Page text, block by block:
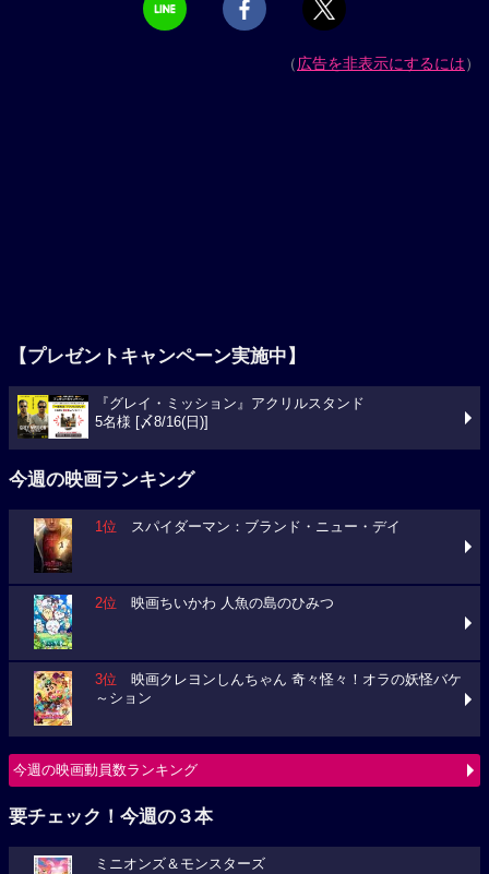
（広告を非表示にするには）
【プレゼントキャンペーン実施中】
『グレイ・ミッション』アクリルスタンド
5名様 [〆8/16(日)]
今週の映画ランキング
1位 スパイダーマン：ブランド・ニュー・デイ
2位 映画ちいかわ 人魚の島のひみつ
3位 映画クレヨンしんちゃん 奇々怪々！オラの妖怪バケ
～ション
今週の映画動員数ランキング
要チェック！今週の３本
ミニオンズ＆モンスターズ